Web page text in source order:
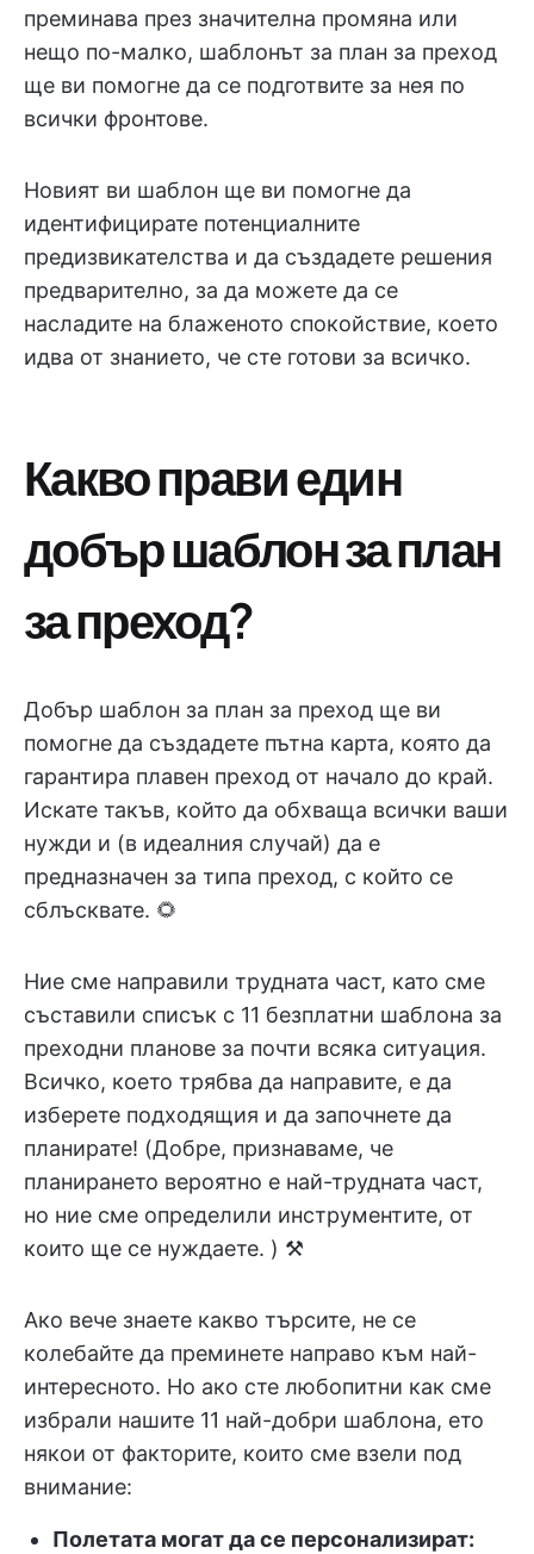
преминава през значителна промяна или
нещо по-малко, шаблонът за план за преход
ще ви помогне да се подготвите за нея по
всички фронтове.
Новият ви шаблон ще ви помогне да
идентифицирате потенциалните
предизвикателства и да създадете решения
предварително, за да можете да се
насладите на блаженото спокойствие, което
идва от знанието, че сте готови за всичко.
Какво прави един
добър шаблон за план
за преход?
Добър шаблон за план за преход ще ви
помогне да създадете пътна карта, която да
гарантира плавен преход от начало до край.
Искате такъв, който да обхваща всички ваши
нужди и (в идеалния случай) да е
предназначен за типа преход, с който се
сблъсквате. 🌻
Ние сме направили трудната част, като сме
съставили списък с 11 безплатни шаблона за
преходни планове за почти всяка ситуация.
Всичко, което трябва да направите, е да
изберете подходящия и да започнете да
планирате! (Добре, признаваме, че
планирането вероятно е най-трудната част,
но ние сме определили инструментите, от
които ще се нуждаете. ) ⚒️
Ако вече знаете какво търсите, не се
колебайте да преминете направо към най-
интересното. Но ако сте любопитни как сме
избрали нашите 11 най-добри шаблона, ето
някои от факторите, които сме взели под
внимание:
Полетата могат да се персонализират: